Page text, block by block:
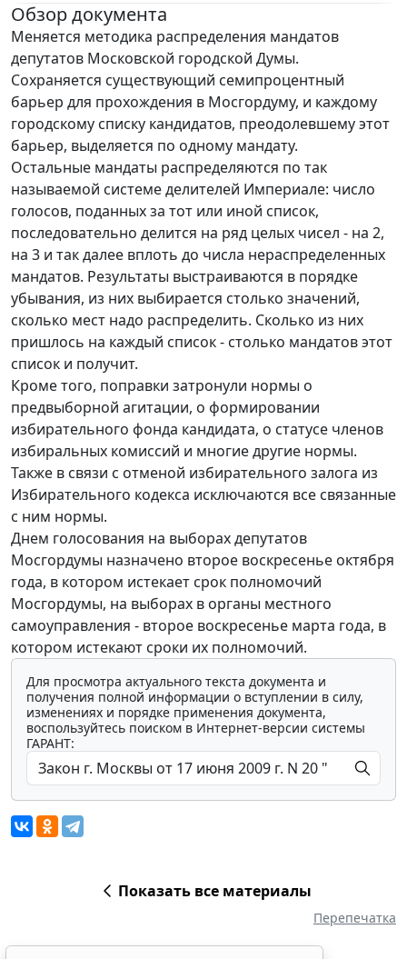
Обзор документа
Меняется методика распределения мандатов
депутатов Московской городской Думы.
Сохраняется существующий семипроцентный
барьер для прохождения в Мосгордуму, и каждому
городскому списку кандидатов, преодолевшему этот
барьер, выделяется по одному мандату.
Остальные мандаты распределяются по так
называемой системе делителей Империале: число
голосов, поданных за тот или иной список,
последовательно делится на ряд целых чисел - на 2,
на 3 и так далее вплоть до числа нераспределенных
мандатов. Результаты выстраиваются в порядке
убывания, из них выбирается столько значений,
сколько мест надо распределить. Сколько из них
пришлось на каждый список - столько мандатов этот
список и получит.
Кроме того, поправки затронули нормы о
предвыборной агитации, о формировании
избирательного фонда кандидата, о статусе членов
избиральных комиссий и многие другие нормы.
Также в связи с отменой избирательного залога из
Избирательного кодекса исключаются все связанные
с ним нормы.
Днем голосования на выборах депутатов
Мосгордумы назначено второе воскресенье октября
года, в котором истекает срок полномочий
Мосгордумы, на выборах в органы местного
самоуправления - второе воскресенье марта года, в
котором истекают сроки их полномочий.
Для просмотра актуального текста документа и
получения полной информации о вступлении в силу,
изменениях и порядке применения документа,
воспользуйтесь поиском в Интернет-версии системы
ГАРАНТ:
Показать все материалы
Перепечатка